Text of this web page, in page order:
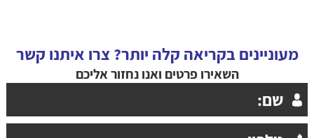
מעוניינים בקריאה קלה יותר? צרו איתנו קשר
השאירו פרטים ואנו נחזור אליכם